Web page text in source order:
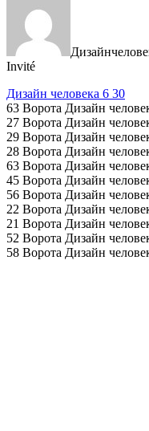
Invité
Дизайн человека 6 30
63 Ворота Дизайн
27 Ворота Дизайн
29 Ворота Дизайн
28 Ворота Дизайн
63 Ворота Дизайн
45 Ворота Дизайн
56 Ворота Дизайн
22 Ворота Дизайн
21 Ворота Дизайн
52 Ворота Дизайн
58 Ворота Дизайн